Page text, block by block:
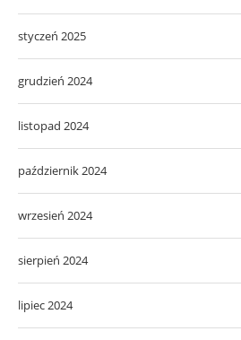
styczeń 2025
grudzień 2024
listopad 2024
październik 2024
wrzesień 2024
sierpień 2024
lipiec 2024